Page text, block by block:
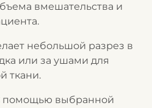
вмешательства и
небольшой разрез в
или за ушами для
ткани.
помощью выбранной